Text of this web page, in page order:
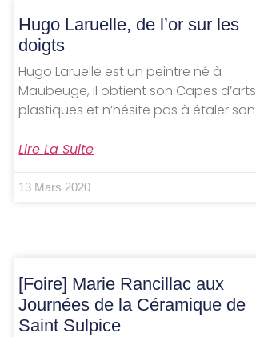
Hugo Laruelle, de l’or sur les
doigts
Hugo Laruelle est un peintre né à
Maubeuge, il obtient son Capes d’arts
plastiques et n’hésite pas à étaler son
Lire La Suite
13 Mars 2020
[Foire] Marie Rancillac aux
Journées de la Céramique de
Saint Sulpice